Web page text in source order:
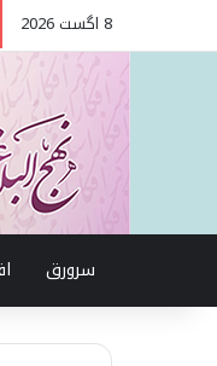
8 اگست 2026
سرورق